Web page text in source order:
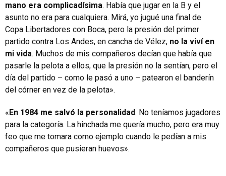
mano era complicadísima. Había que jugar en la B y el
asunto no era para cualquiera. Mirá, yo jugué una final de
Copa Libertadores con Boca, pero la presión del primer
partido contra Los Andes, en cancha de Vélez, no la viví en
mi vida. Muchos de mis compañeros decían que había que
pasarle la pelota a ellos, que la presión no la sentían, pero el
día del partido – como le pasó a uno – patearon el banderín
del córner en vez de la pelota».
« En 1984 me salvó la personalidad. No teníamos jugadores
para la categoría. La hinchada me quería mucho, pero era muy
feo que me tomara como ejemplo cuando le pedían a mis
compañeros que pusieran huevos».